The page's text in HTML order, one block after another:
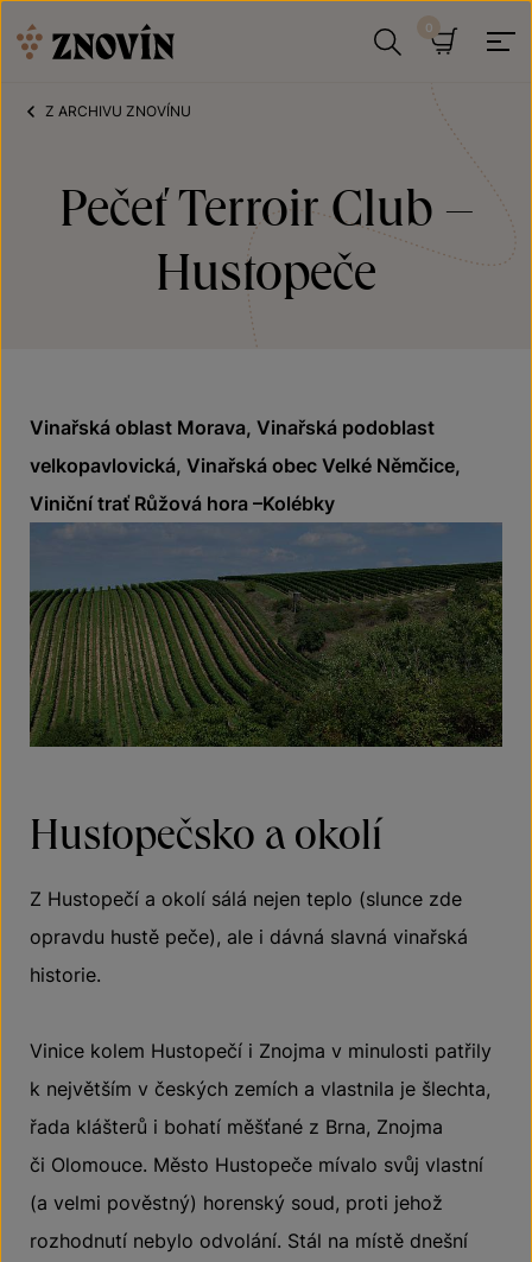
Hledat
Z ARCHIVU ZNOVÍNU
Pečeť Terroir Club –
Hustopeče
Vinařská oblast Morava, Vinařská podoblast
velkopavlovická, Vinařská obec Velké Němčice,
Viniční trať Růžová hora –Kolébky
Hustopečsko a okolí
Z Hustopečí a okolí sálá nejen teplo (slunce zde
opravdu hustě peče), ale i dávná slavná vinařská
historie.
Vinice kolem Hustopečí i Znojma v minulosti patřily
k největším v českých zemích a vlastnila je šlechta,
řada klášterů i bohatí měšťané z Brna, Znojma
či Olomouce. Město Hustopeče mívalo svůj vlastní
(a velmi pověstný) horenský soud, proti jehož
rozhodnutí nebylo odvolání. Stál na místě dnešní